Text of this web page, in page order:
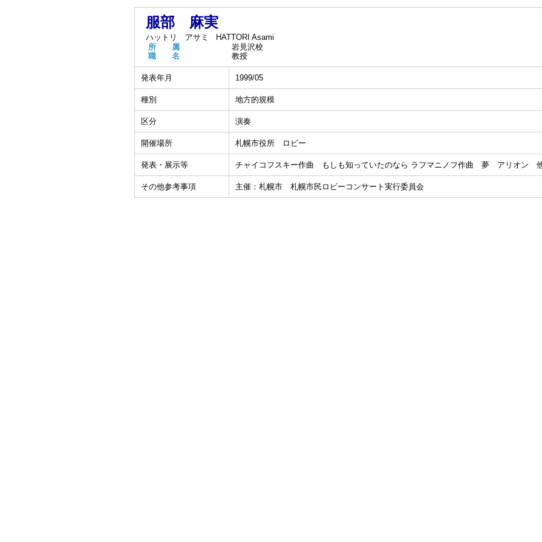
服部 麻実
ハットリ アサミ
HATTORI Asami
所 属
岩見沢校
職 名
教授
発表年月 1999/05
種別 地方的規模
区分 演奏
開催場所 札幌市役所 ロビー
発表・展示等 チャイコフスキー作曲 もしも知っていたのなら ラフマニノフ作曲 夢 アリオン
その他参考事項 主催：札幌市 札幌市民ロビーコンサート実行委員会